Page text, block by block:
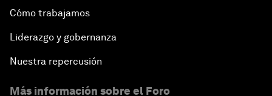
Cómo trabajamos
Liderazgo y gobernanza
Nuestra repercusión
Más información sobre el Foro